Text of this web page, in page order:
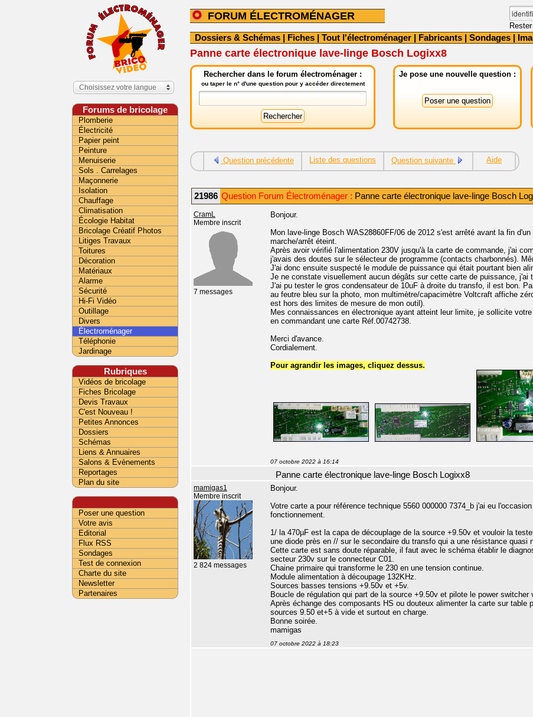
FORUM ÉLECTROMÉNAGER
Dossiers & Schémas | Fiches | Tout l'électroménager | Fabricants | Sondages |
Panne carte électronique lave-linge Bosch Logixx8
Rechercher dans le forum électroménager :
ou taper le n° d'une question pour y accéder directement
Je pose une nouvelle question :
Question précédente Liste des questions Question suivante Aide
21986 Question Forum Électroménager : Panne carte électronique lave-linge Bosch
CramL
Membre inscrit
7 messages
Bonjour.
Mon lave-linge Bosch WAS28860FF/06 de 2012 s'est arrêté avant la fin
marche/arrêt éteint.
Après avoir vérifié l'alimentation 230V jusqu'à la carte de commande, j'ai
j'avais des doutes sur le sélecteur de programme (contacts charbonnés).
J'ai donc ensuite suspecté le module de puissance qui était pourtant bien
Je ne constate visuellement aucun dégâts sur cette carte de puissance,
J'ai pu tester le gros condensateur de 10uF à droite du transfo, il est bon.
au feutre bleu sur la photo, mon multimètre/capacimètre Voltcraft affiche
est hors des limites de mesure de mon outil).
Mes connaissances en électronique ayant atteint leur limite, je sollicite
en commandant une carte Réf.00742738.
Merci d'avance.
Cordialement.
Pour agrandir les images, cliquez dessus.
07 octobre 2022 à 16:14
Panne carte électronique lave-linge Bosch Logixx8
mamigas1
Membre inscrit
2 824 messages
Bonjour.
Votre carte a pour référence technique 5560 000000 7374_b j'ai eu
fonctionnement.
1/ la 470µF est la capa de découplage de la source +9.50v et vouloir la
une diode près en // sur le secondaire du transfo qui a une résistance quasi
Cette carte est sans doute réparable, il faut avec le schéma établir le
secteur 230v sur le connecteur C01.
Chaine primaire qui transforme le 230 en une tension continue.
Module alimentation à découpage 132KHz.
Sources basses tensions +9.50v et +5v.
Boucle de régulation qui part de la source +9.50v et pilote le power switcher
Après échange des composants HS ou douteux alimenter la carte sur
sources 9.50 et+5 à vide et surtout en charge.
Bonne soirée.
mamigas
07 octobre 2022 à 18:23
Choisissez votre langue
Forums de bricolage
Plomberie
Électricité
Papier peint
Peinture
Menuiserie
Sols . Carrelages
Maçonnerie
Isolation
Chauffage
Climatisation
Écologie Habitat
Bricolage Créatif Photos
Litiges Travaux
Toitures
Décoration
Matériaux
Alarme
Sécurité
Hi-Fi Vidéo
Outillage
Divers
Électroménager
Téléphonie
Jardinage
Rubriques
Vidéos de bricolage
Fiches Bricolage
Devis Travaux
C'est Nouveau !
Petites Annonces
Dossiers
Schémas
Liens & Annuaires
Salons & Evènements
Reportages
Plan du site
Poser une question
Votre avis
Editorial
Flux RSS
Sondages
Test de connexion
Charte du site
Newsletter
Partenaires